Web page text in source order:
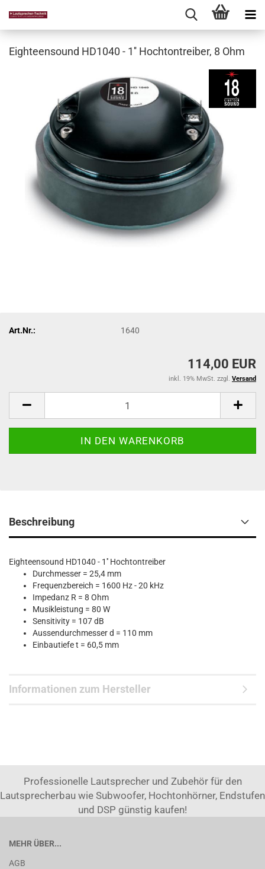
Eighteensound HD1040 - 1'' Hochtontreiber, 8 Ohm
Art.Nr.: 1640
114,00 EUR
inkl. 19% MwSt. zzgl. Versand
Beschreibung
Eighteensound HD1040 - 1'' Hochtontreiber
Durchmesser = 25,4 mm
Frequenzbereich = 1600 Hz - 20 kHz
Impedanz R = 8 Ohm
Musikleistung = 80 W
Sensitivity = 107 dB
Aussendurchmesser d = 110 mm
Einbautiefe t = 60,5 mm
Informationen zum Hersteller
Professionelle Lautsprecher und Zubehör für den
Lautsprecherbau wie Subwoofer, Hochtonhörner, Endstufen
und DSP günstig kaufen!
MEHR ÜBER...
AGB